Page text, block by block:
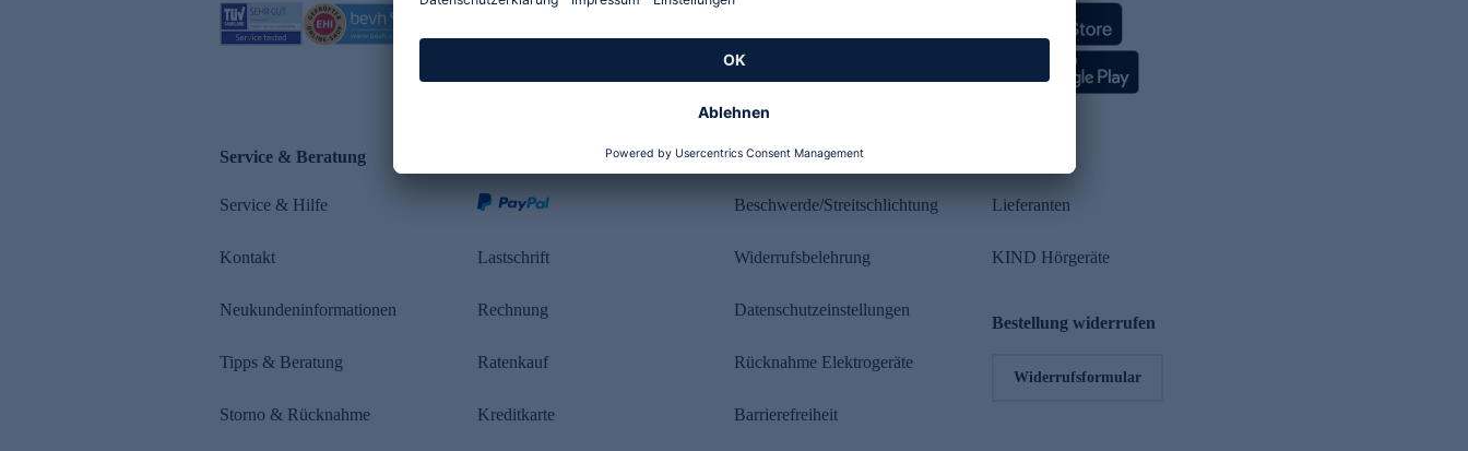
Service & Beratung
Service & Hilfe
Kontakt
Neukundeninformationen
Tipps & Beratung
Storno & Rücknahme
Lastschrift
Rechnung
Ratenkauf
Kreditkarte
Rechtliches
Beschwerde/Streitschlichtung
Widerrufsbelehrung
Datenschutzeinstellungen
Rücknahme Elektrogeräte
Barrierefreiheit
Lieferanten
KIND Hörgeräte
Bestellung widerrufen
Widerrufsformular